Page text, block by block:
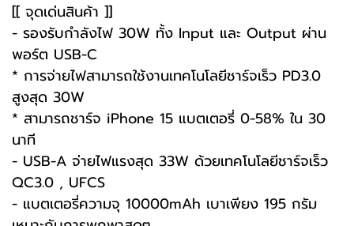
[[ จุดเด่นสินค้า ]]
- รองรับกำลังไฟ 30W ทั้ง Input และ Output ผ่าน
พอร์ต USB-C
* การจ่ายไฟสามารถใช้งานเทคโนโลยีชาร์จเร็ว PD3.0
สูงสุด 30W
* สามารถชาร์จ iPhone 15 แบตเตอรี่ 0-58% ใน 30
นาที
- USB-A จ่ายไฟแรงสุด 33W ด้วยเทคโนโลยีชาร์จเร็ว
QC3.0 , UFCS
- แบตเตอรี่ความจุ 10000mAh เบาเพียง 195 กรัม